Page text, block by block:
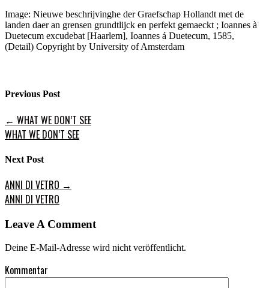
Image: Nieuwe beschrijvinghe der Graefschap Hollandt met de
landen daer an grensen grundtlijck en perfekt gemaeckt ; Ioannes à
Duetecum excudebat [Haarlem], Ioannes á Duetecum, 1585,
(Detail) Copyright by University of Amsterdam
Previous Post
← WHAT WE DON’T SEE
WHAT WE DON’T SEE
Next Post
ANNI DI VETRO →
ANNI DI VETRO
Leave A Comment
Deine E-Mail-Adresse wird nicht veröffentlicht.
Kommentar